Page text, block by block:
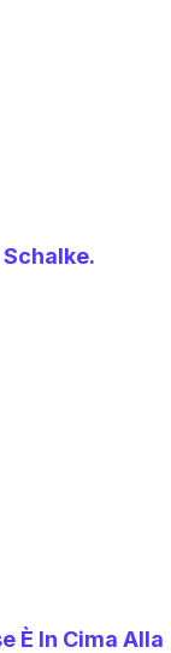
È In Cima Alla